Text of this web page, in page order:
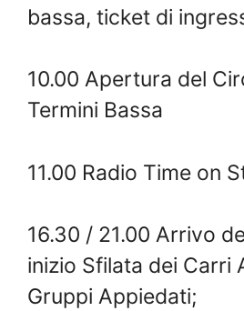
bassa, ticket di
10.00 Apertura del
Termini Bassa
11.00 Radio Time on
16.30 / 21.00 Arrivo
inizio Sfilata dei Carri
Gruppi Appiedati;